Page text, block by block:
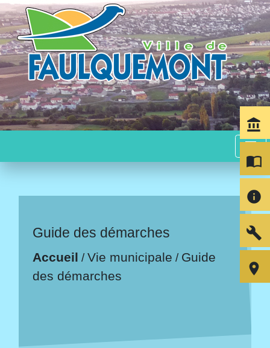
menu
Guide des démarches
Accueil /Vie municipale / Guide
des démarches
account_balance
import_contacts
info
build
room